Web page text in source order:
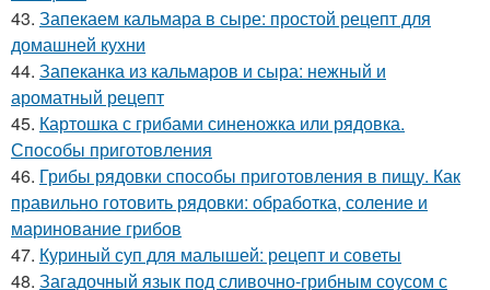
43. Запекаем кальмара в сыре: простой рецепт для
домашней кухни
44. Запеканка из кальмаров и сыра: нежный и
ароматный рецепт
45. Картошка с грибами синеножка или рядовка.
Способы приготовления
46. Грибы рядовки способы приготовления в пищу. Как
правильно готовить рядовки: обработка, соление и
маринование грибов
47. Куриный суп для малышей: рецепт и советы
48. Загадочный язык под сливочно-грибным соусом с